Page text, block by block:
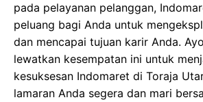
pada pelayanan pelanggan,
peluang bagi Anda untuk
dan mencapai tujuan karir Anda.
lewatkan kesempatan ini untuk
kesuksesan Indomaret di Toraja
lamaran Anda segera dan mari